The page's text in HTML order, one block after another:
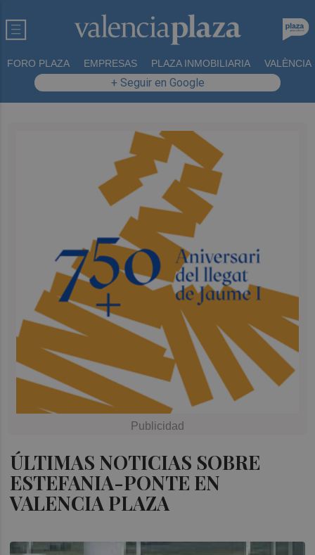
FORO PLAZA EMPRESAS PLAZA INMOBILIARIA VALÈNCIA
+ Seguir en Google
ÚLTIMAS NOTICIAS SOBRE
ESTEFANIA-PONTE EN
VALENCIA PLAZA